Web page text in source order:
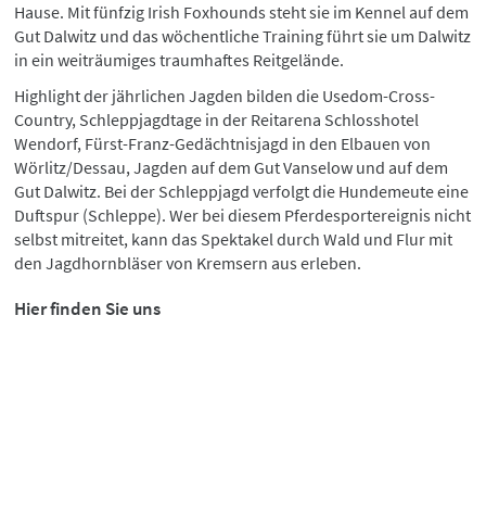
Hause. Mit fünfzig Irish Foxhounds steht sie im Kennel auf dem
Gut Dalwitz und das wöchentliche Training führt sie um Dalwitz
in ein weiträumiges traumhaftes Reitgelände.
Highlight der jährlichen Jagden bilden die Usedom-Cross-
Country, Schleppjagdtage in der Reitarena Schlosshotel
Wendorf, Fürst-Franz-Gedächtnisjagd in den Elbauen von
Wörlitz/Dessau, Jagden auf dem Gut Vanselow und auf dem
Gut Dalwitz. Bei der Schleppjagd verfolgt die Hundemeute eine
Duftspur (Schleppe). Wer bei diesem Pferdesportereignis nicht
selbst mitreitet, kann das Spektakel durch Wald und Flur mit
den Jagdhornbläser von Kremsern aus erleben.
Hier finden Sie uns